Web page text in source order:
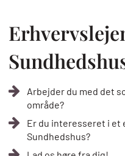
Arbejder du med det
område?
Er du interesseret i et
Sundhedshus?